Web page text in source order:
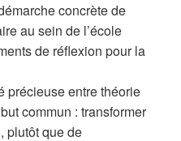
concrète de
au sein de l’école
de réflexion pour la
précieuse entre théorie
commun : transformer
plutôt que de